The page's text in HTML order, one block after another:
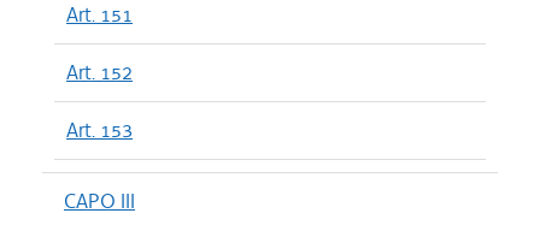
Art. 151
Art. 152
Art. 153
CAPO III